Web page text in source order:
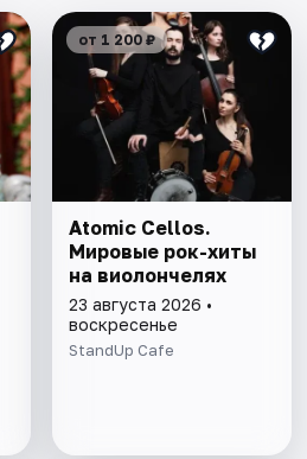
от 1 200 ₽
Atomic Cellos.
Мировые рок-хиты
на виолончелях
23 августа 2026 •
воскресенье
StandUp Cafe